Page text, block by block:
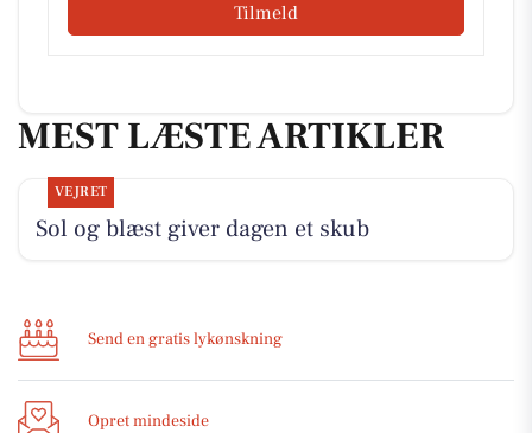
Tilmeld
MEST LÆSTE ARTIKLER
VEJRET
Sol og blæst giver dagen et skub
Send en gratis lykønskning
Opret mindeside